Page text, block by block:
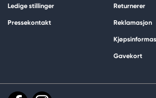
Ledige stillinger
Pressekontakt
Returnerer
Reklamasjon
Gavekort